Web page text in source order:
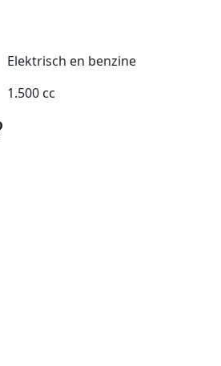
Elektrisch en benzine
1.500 cc